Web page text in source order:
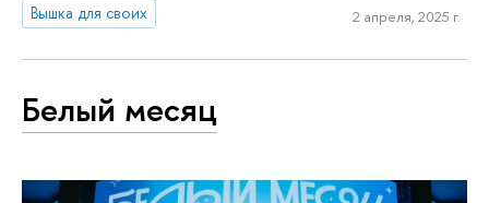
Вышка для своих 2 апреля, 2025 г.
Белый месяц